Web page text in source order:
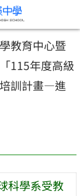
教育中心暨
115年度高級
訓計畫―進
科學系受教